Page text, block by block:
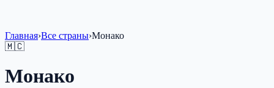
Главная›Все страны›Монако
🇲🇨
Монако